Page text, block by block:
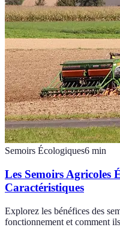
Semoirs Écologiques6 min
Les Semoirs Agricoles
Caractéristiques
Explorez les bénéfices des
fonctionnement et comment